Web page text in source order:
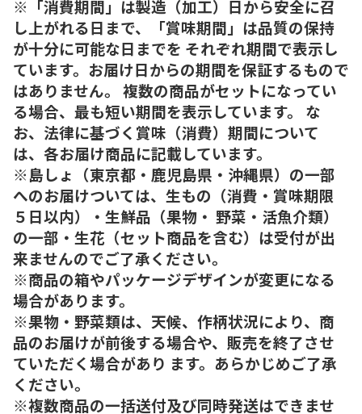
※「消費期間」は製造（加工）日から安全に召
し上がれる日まで、「賞味期間」は品質の保持
が十分に可能な日までを それぞれ期間で表示し
ています。お届け日からの期間を保証するもので
はありません。 複数の商品がセットになってい
る場合、最も短い期間を表示しています。 な
お、法律に基づく賞味（消費）期間について
は、各お届け商品に記載しています。
※島しょ（東京都・鹿児島県・沖縄県）の一部
へのお届けついては、生もの（消費・賞味期限
５日以内）・生鮮品（果物・ 野菜・活魚介類）
の一部・生花（セット商品を含む）は受付が出
来ませんのでご了承ください。
※商品の箱やパッケージデザインが変更になる
場合があります。
※果物・野菜類は、天候、作柄状況により、商
品のお届けが前後する場合や、販売を終了させ
ていただく場合があり ます。あらかじめご了承
ください。
※複数商品の一括送付及び同時発送はできませ